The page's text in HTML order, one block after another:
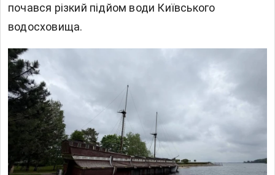
почався різкий підйом води Київського
водосховища.